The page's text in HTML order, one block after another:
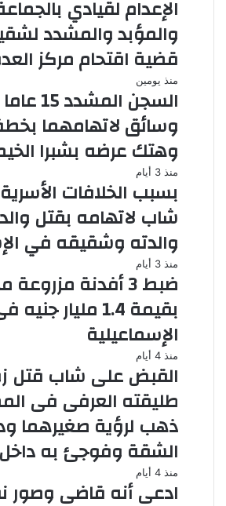
الإعدام لقيادي
والمؤبد والمشدد
قضية اقتحام مركز
منذ يومين
السجن
وسائق لاتهامهما
وهتك عرضه بشبرا
منذ 3 أيام
بسبب الخلافات
شاب لاتهامه بقتل
والدته وشقيقه في
منذ 3 أيام
ضبط 3 أفدنة
بقيمة 1.4 مليار
الإسماعيلية
منذ 4 أيام
القبض على شاب قتل
طليقته العرفى فى
ذهب لرؤية صغيرهما
الشقة وفوجئ به داخل
منذ 4 أيام
ادعى أنه قاضى وصور